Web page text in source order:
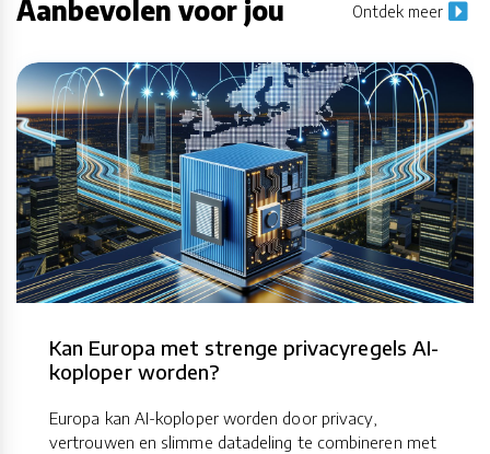
Aanbevolen voor jou Ontdek meer
Kan Europa met strenge privacyregels AI-
koploper worden?
Europa kan AI-koploper worden door privacy,
vertrouwen en slimme datadeling te combineren met